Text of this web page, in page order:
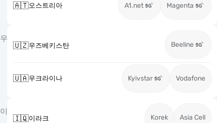
🇦🇹오스트리아 A1.net Magenta
우
🇺🇿우즈베키스탄 Beeline
🇺🇦우크라이나 Kyivstar Vodafone
이
🇮🇶이라크 Korek Asia Cell